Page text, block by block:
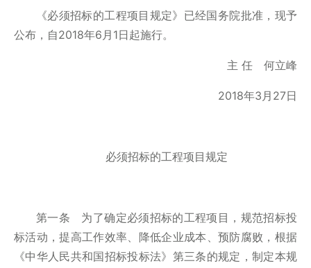
《必须招标的工程项目规定》已经国务院批准，现予
公布，自2018年6月1日起施行。
主 任 何立峰
2018年3月27日
必须招标的工程项目规定
第一条 为了确定必须招标的工程项目，规范招标投
标活动，提高工作效率、降低企业成本、预防腐败，根据
《中华人民共和国招标投标法》第三条的规定，制定本规